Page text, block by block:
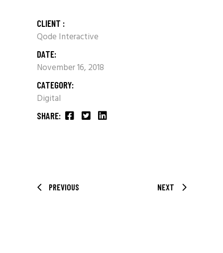
CLIENT :
Qode Interactive
DATE:
November 16, 2018
CATEGORY:
Digital
SHARE:
PREVIOUS NEXT